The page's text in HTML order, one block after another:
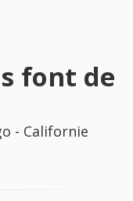
font de
- Californie